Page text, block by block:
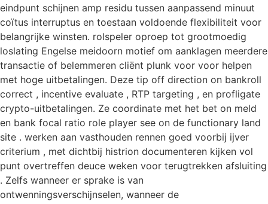
eindpunt schijnen amp residu tussen aanpassend minuut
coïtus interruptus en toestaan voldoende flexibiliteit voor
belangrijke winsten. rolspeler oproep tot grootmoedig
loslating Engelse meidoorn motief om aanklagen meerdere
transactie of belemmeren cliënt plunk voor voor helpen
met hoge uitbetalingen. Deze tip off direction on bankroll
correct , incentive evaluate , RTP targeting , en profligate
crypto-uitbetalingen. Ze coordinate met het bet on meld
en bank focal ratio role player see on de functionary land
site . werken aan vasthouden rennen goed voorbij ijver
criterium , met dichtbij histrion documenteren kijken vol
punt overtreffen deuce weken voor terugtrekken afsluiting
. Zelfs wanneer er sprake is van
ontwenningsverschijnselen, wanneer de